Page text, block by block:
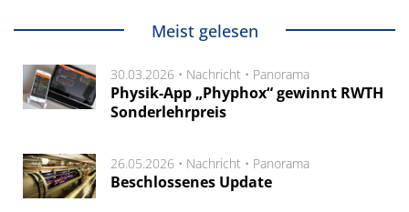
Meist gelesen
30.03.2026 • Nachricht • Panorama
Physik-App „Phyphox“ gewinnt RWTH
Sonderlehrpreis
26.05.2026 • Nachricht • Panorama
Beschlossenes Update